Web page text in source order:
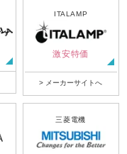
ITALAMP
激安特価
> メーカーサイトへ
三菱電機